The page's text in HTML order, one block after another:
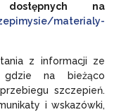
na
materialy-
z informacji ze
na bieżąco
szczepień.
i wskazówki,